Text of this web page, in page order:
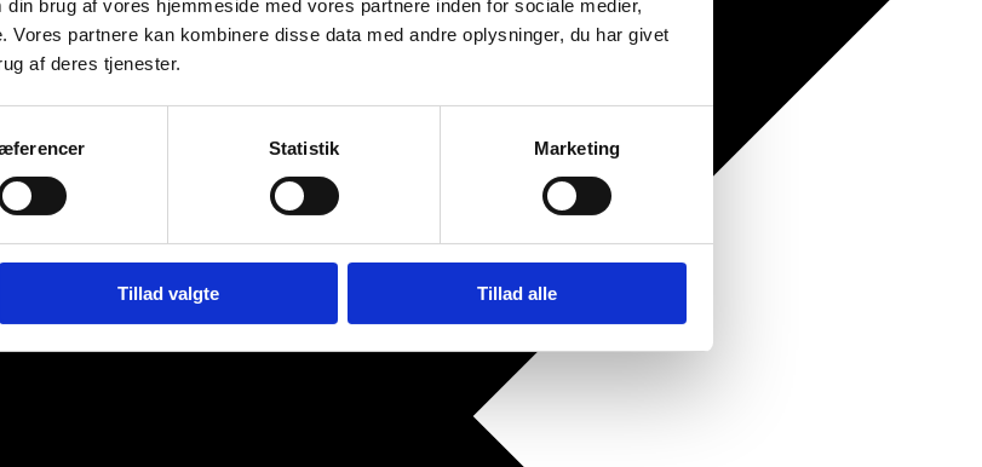
brug af vores hjemmeside med vores partnere inden for sociale medier,
Vores partnere kan kombinere disse data med andre oplysninger, du har givet
af deres tjenester.
Statistik Marketing
Tillad valgte Tillad alle